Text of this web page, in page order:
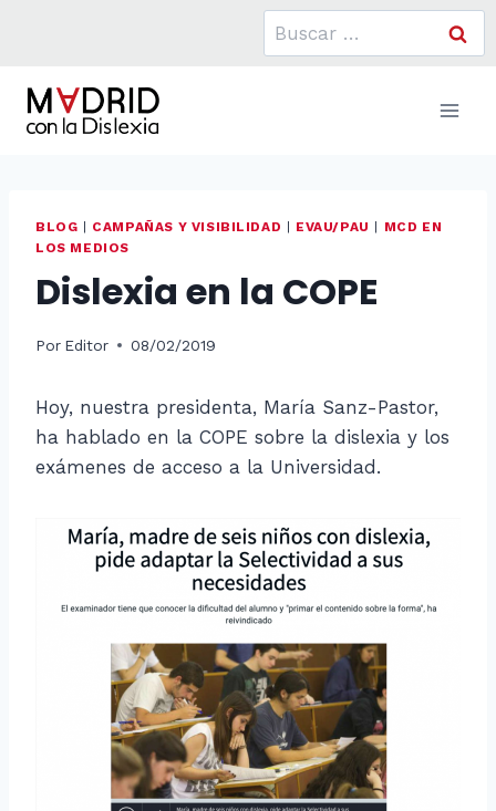
Buscar:
BLOG CAMPAÑAS Y VISIBILIDAD EVAU/PAU
MCD EN
LOS MEDIOS
Dislexia en la COPE
Por Editor 08/02/2019
Hoy, nuestra presidenta, María Sanz-Pastor,
ha hablado en la COPE sobre la dislexia y los
exámenes de acceso a la Universidad.